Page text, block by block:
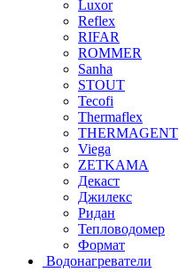
Luxor
Reflex
RIFAR
ROMMER
Sanha
STOUT
Tecofi
Thermaflex
THERMAGENT
Viega
ZETKAMA
Декаст
Джилекс
Ридан
Тепловодомер
Формат
Водонагреватели